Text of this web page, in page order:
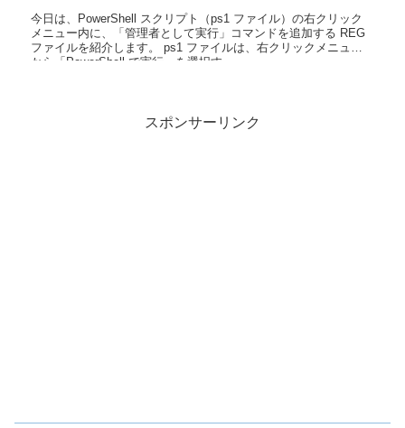
今日は、PowerShell スクリプト（ps1 ファイル）の右クリック
メニュー内に、「管理者として実行」コマンドを追加する REG
ファイルを紹介します。 ps1 ファイルは、右クリックメニュー
から「PowerShell で実行」を選択す...
スポンサーリンク